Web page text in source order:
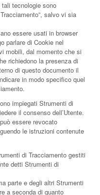
tecnologie sono
salvo vi sia
essere usati in browser
parlare di Cookie nel
mobili, dal momento che si
richiedono la presenza di
di questo documento il
in modo specifico quel
impiegati Strumenti di
il consenso dell’Utente.
essere revocato
le istruzioni contenute
di Tracciamento gestiti
detti Strumenti di
parte e degli altri Strumenti
a seconda di quanto